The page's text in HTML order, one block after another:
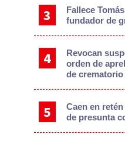
Fallece
fundador de
Revocan
orden de
de
Caen en
de presunta